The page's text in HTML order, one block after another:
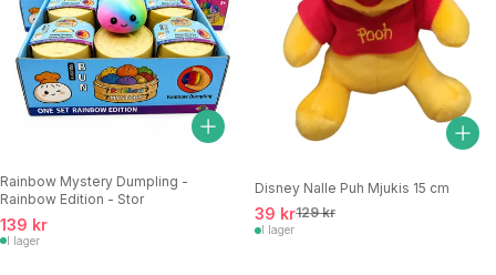
Rainbow Mystery Dumpling -
Rainbow Edition - Stor
139 kr
I lager
Disney Nalle Puh Mjukis 15 cm
39 kr129 kr
I lager